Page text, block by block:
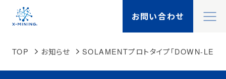
お問い合わせ
X-MININGとは
X-TALK
TOP お知らせ SOLAMENTプロトタイプ「DOWN-LESS